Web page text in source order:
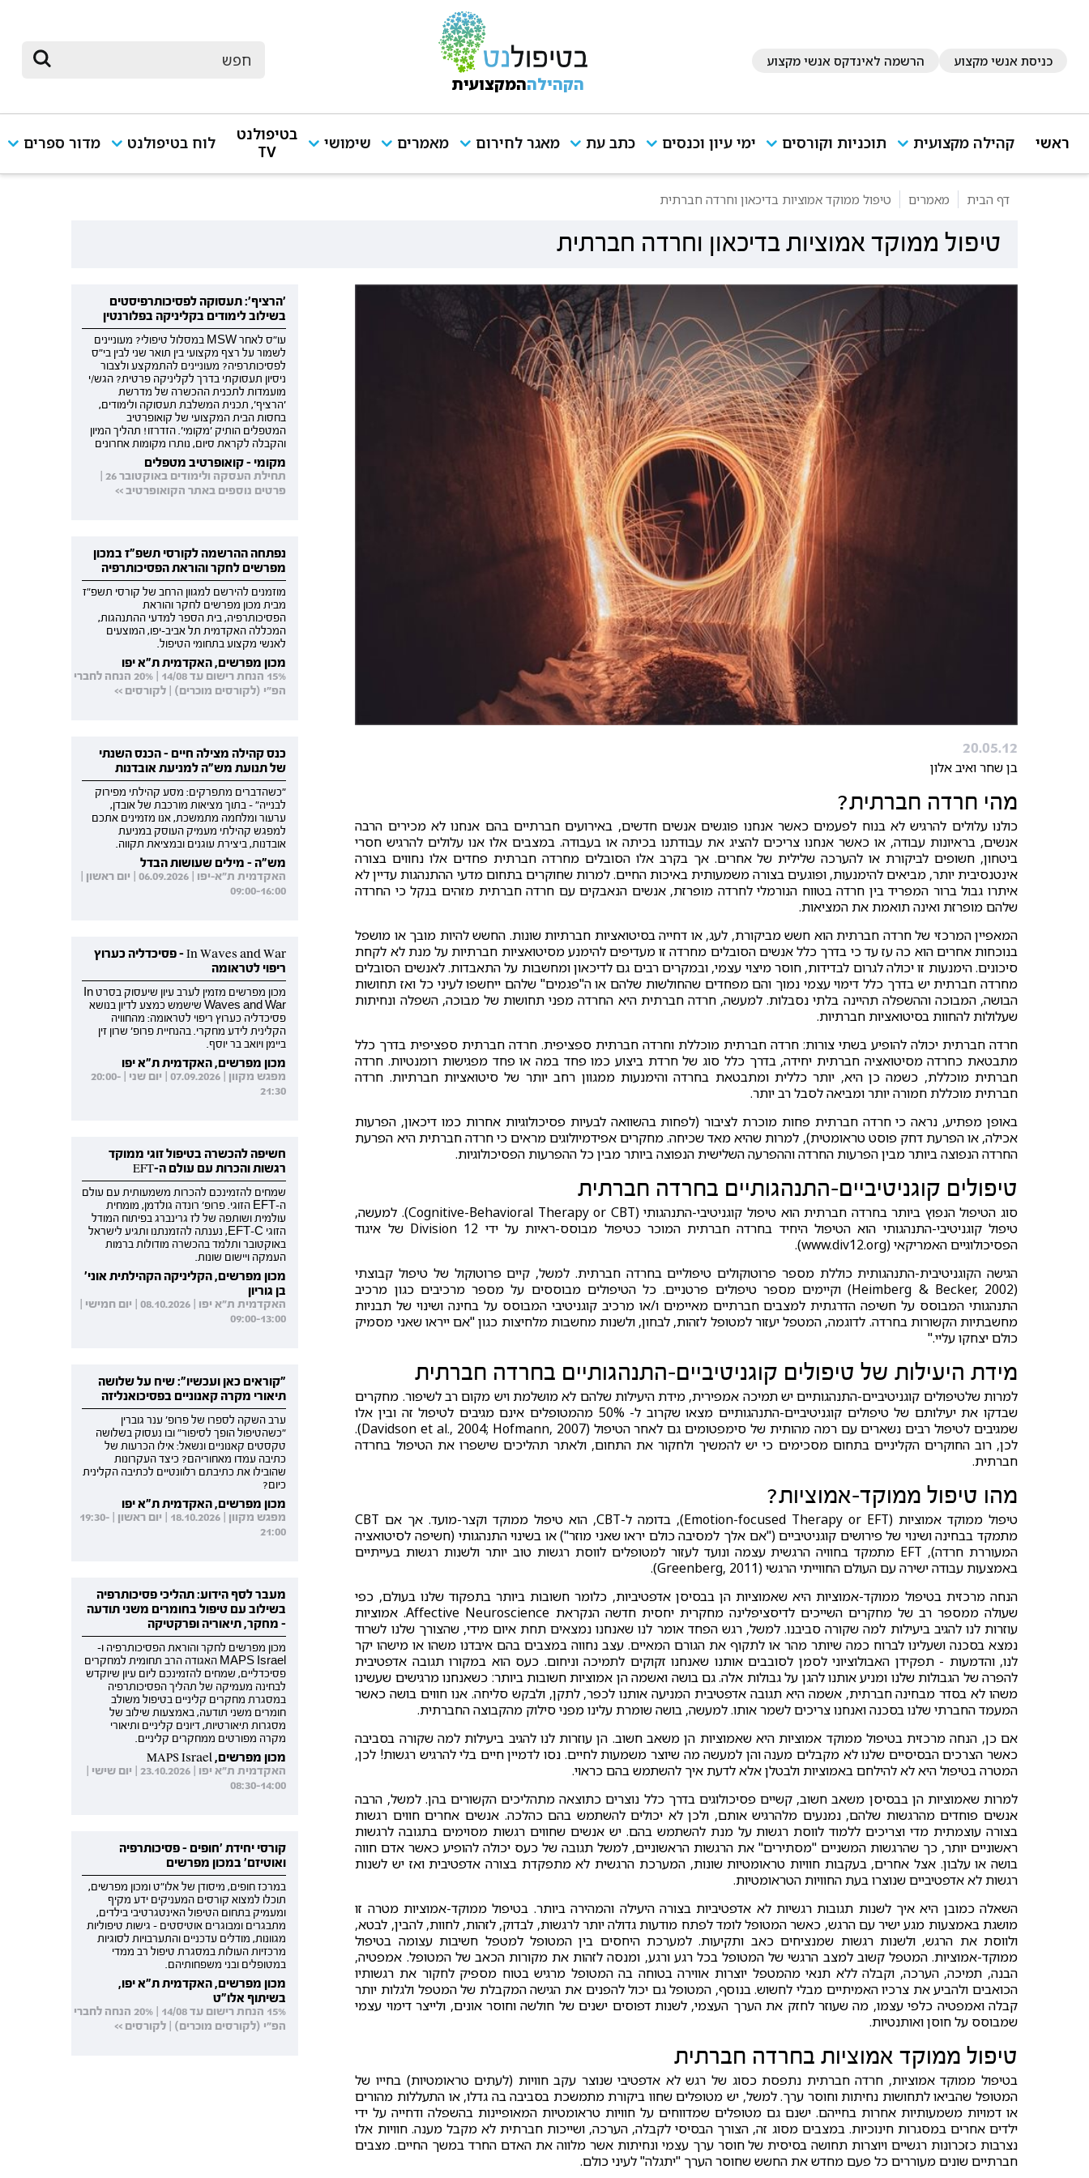
כניסת אנשי מקצוע הרשמה לאינדקס אנשי מקצוע
הקהילההמקצועית
ראשי קהילה מקצועית תוכניות וקורסים ימי עיון וכנסים כתב עת מאגר לחירום מאמרים שימושי
בטיפולנט
TV
לוח בטיפולנט מדור ספרים
דף הבית מאמרים טיפול ממוקד אמוציות בדיכאון וחרדה חברתית
טיפול ממוקד אמוציות בדיכאון וחרדה חברתית
20.05.12
בן שחר ואיב אלון
מהי חרדה חברתית?
כולנו עלולים להרגיש לא בנוח לפעמים כאשר אנחנו פוגשים אנשים חדשים, באירועים חברתיים בהם אנחנו לא מכירים הרבה
אנשים, בראיונות עבודה, או כאשר אנחנו צריכים להציג את עבודתנו בכיתה או בעבודה. במצבים אלו אנו עלולים להרגיש חסרי
ביטחון, חשופים לביקורת או להערכה שלילית של אחרים. אך בקרב אלו הסובלים מחרדה חברתית פחדים אלו נחווים בצורה
אינטנסיבית יותר, מביאים להימנעות, ופוגעים בצורה משמעותית באיכות החיים. למרות שחוקרים בתחום מדעי ההתנהגות עדיין לא
איתרו גבול ברור המפריד בין חרדה בטווח הנורמלי לחרדה מופרזת, אנשים הנאבקים עם חרדה חברתית מזהים בנקל כי החרדה
שלהם מופרזת ואינה תואמת את המציאות.
המאפיין המרכזי של חרדה חברתית הוא חשש מביקורת, לעג, או דחייה בסיטואציות חברתיות שונות. החשש להיות מובך או מושפל
בנוכחות אחרים הוא כה עז עד כי בדרך כלל אנשים הסובלים מחרדה זו מעדיפים להימנע מסיטואציות חברתיות על מנת לא לקחת
סיכונים. הימנעות זו יכולה לגרום לבדידות, חוסר מיצוי עצמי, ובמקרים רבים גם לדיכאון ומחשבות על התאבדות. לאנשים הסובלים
מחרדה חברתית יש בדרך כלל דימוי עצמי נמוך והם מפחדים שהחולשות שלהם או ה"פגמים" שלהם ייחשפו לעיני כל ואז תחושות
הבושה, המבוכה וההשפלה תהיינה בלתי נסבלות. למעשה, חרדה חברתית היא החרדה מפני תחושות של מבוכה, השפלה ונחיתות
שעלולות להחוות בסיטואציות חברתיות.
חרדה חברתית יכולה להופיע בשתי צורות: חרדה חברתית מוכללת וחרדה חברתית ספציפית. חרדה חברתית ספציפית בדרך כלל
מתבטאת כחרדה מסיטואציה חברתית יחידה, בדרך כלל סוג של חרדת ביצוע כמו פחד במה או פחד מפגישות רומנטיות. חרדה
חברתית מוכללת, כשמה כן היא, יותר כללית ומתבטאת בחרדה והימנעות ממגוון רחב יותר של סיטואציות חברתיות. חרדה
חברתית מוכללת חמורה יותר ומביאה לסבל רב יותר.
באופן מפתיע, נראה כי חרדה חברתית פחות מוכרת לציבור (לפחות בהשוואה לבעיות פסיכולוגיות אחרות כמו דיכאון, הפרעות
אכילה, או הפרעת דחק פוסט טראומטית), למרות שהיא מאד שכיחה. מחקרים אפידמיולוגים מראים כי חרדה חברתית היא הפרעת
החרדה הנפוצה ביותר מבין הפרעות החרדה וההפרעה השלישית הנפוצה ביותר מבין כל ההפרעות הפסיכולוגיות.
טיפולים קוגניטיביים-התנהגותיים בחרדה חברתית
סוג הטיפול הנפוץ ביותר בחרדה חברתית הוא טיפול קוגניטיבי-התנהגותי (Cognitive-Behavioral Therapy or CBT). למעשה,
טיפול קוגניטיבי-התנהגותי הוא הטיפול היחיד בחרדה חברתית המוכר כטיפול מבוסס-ראיות על ידי Division 12 של איגוד
הפסיכולוגיים האמריקאי (www.div12.org).
הגישה הקוגניטיבית-התנהגותית כוללת מספר פרוטוקולים טיפוליים בחרדה חברתית. למשל, קיים פרוטוקול של טיפול קבוצתי
(Heimberg & Becker, 2002) וקיימים מספר טיפולים פרטניים. כל הטיפולים מבוססים על מספר מרכיבים כגון מרכיב
התנהגותי המבוסס על חשיפה הדרגתית למצבים חברתיים מאיימים ו/או מרכיב קוגניטיבי המבוסס על בחינה ושינוי של תבניות
מחשבתיות הקשורות בחרדה. לדוגמה, המטפל יעזור למטופל לזהות, לבחון, ולשנות מחשבות מלחיצות כגון "אם ייראו שאני מסמיק
כולם יצחקו עליי."
מידת היעילות של טיפולים קוגניטיביים-התנהגותיים בחרדה חברתית
למרות שלטיפולים קוגניטיביים-התנהגותיים יש תמיכה אמפירית, מידת היעילות שלהם לא מושלמת ויש מקום רב לשיפור. מחקרים
שבדקו את יעילותם של טיפולים קוגניטיביים-התנהגותיים מצאו שקרוב ל- 50% מהמטופלים אינם מגיבים לטיפול זה ובין אלו
שמגיבים לטיפול רבים נשארים עם רמה מהותית של סימפטומים גם לאחר הטיפול (Davidson et al., 2004; Hofmann, 2007).
לכן, רוב החוקרים הקליניים בתחום מסכימים כי יש להמשיך ולחקור את התחום, ולאתר תהליכים שישפרו את הטיפול בחרדה
חברתית.
מהו טיפול ממוקד-אמוציות?
טיפול ממוקד אמוציות (Emotion-focused Therapy or EFT), בדומה ל-CBT, הוא טיפול ממוקד וקצר-מועד. אך אם CBT
מתמקד בבחינה ושינוי של פירושים קוגניטיביים ("אם אלך למסיבה כולם יראו שאני מוזר") או בשינוי התנהגותי (חשיפה לסיטואציה
המעוררת חרדה), EFT מתמקד בחוויה הרגשית עצמה ונועד לעזור למטופלים לווסת רגשות טוב יותר ולשנות רגשות בעייתיים
באמצעות עבודה ישירה עם העולם החווייתי הרגשי (Greenberg, 2011).
הנחה מרכזית בטיפול ממוקד-אמוציות היא שאמוציות הן בבסיסן אדפטיביות, כלומר חשובות ביותר בתפקוד שלנו בעולם, כפי
שעולה ממספר רב של מחקרים השייכים לדיסציפלינה מחקרית יחסית חדשה הנקראת Affective Neuroscience. אמוציות
עוזרות לנו להגיב ביעילות למה שקורה סביבנו. למשל, רגש הפחד אומר לנו שאנחנו נמצאים תחת איום מידי, שהצורך שלנו לשרוד
נמצא בסכנה ושעלינו לברוח כמה שיותר מהר או לתקוף את הגורם המאיים. עצב נחווה במצבים בהם איבדנו משהו או מישהו יקר
לנו, והדמעות - תפקידן האבולוציוני לסמן לסובבים אותנו שאנחנו זקוקים לתמיכה וניחום. כעס הוא במקורו תגובה אדפטיבית
להפרה של הגבולות שלנו ומניע אותנו להגן על גבולות אלה. גם בושה ואשמה הן אמוציות חשובות ביותר: כשאנחנו מרגישים שעשינו
משהו לא בסדר מבחינה חברתית, אשמה היא תגובה אדפטיבית המניעה אותנו לכפר, לתקן, ולבקש סליחה. אנו חווים בושה כאשר
המעמד החברתי שלנו בסכנה ואנחנו צריכים לשמר אותו. למעשה, בושה שומרת עלינו מפני סילוק מהקבוצה החברתית.
אם כן, הנחה מרכזית בטיפול ממוקד אמוציות היא שאמוציות הן משאב חשוב. הן עוזרות לנו להגיב ביעילות למה שקורה בסביבה
כאשר הצרכים הבסיסיים שלנו לא מקבלים מענה והן למעשה מה שיוצר משמעות לחיים. נסו לדמיין חיים בלי להרגיש רגשות! לכן,
המטרה בטיפול היא לא להילחם באמוציות ולבטלן אלא לדעת איך להשתמש בהם כראוי.
למרות שאמוציות הן בבסיסן משאב חשוב, קשיים פסיכולוגים בדרך כלל נוצרים כתוצאה מתהליכים הקשורים בהן. למשל, הרבה
אנשים פוחדים מהרגשות שלהם, נמנעים מלהרגיש אותם, ולכן לא יכולים להשתמש בהם כהלכה. אנשים אחרים חווים רגשות
בצורה עוצמתית מדי וצריכים ללמוד לווסת רגשות על מנת להשתמש בהם. יש אנשים שחווים רגשות מסוימים בתגובה לרגשות
ראשוניים יותר, כך שהרגשות המשניים "מסתירים" את הרגשות הראשוניים, למשל תגובה של כעס יכולה להופיע כאשר אדם חווה
בושה או עלבון. אצל אחרים, בעקבות חוויות טראומטיות שונות, המערכת הרגשית לא מתפקדת בצורה אדפטיבית ואז יש לשנות
רגשות לא אדפטיביים שנוצרו בעת החוויות הטראומטיות.
השאלה כמובן היא איך לשנות תגובות רגשיות לא אדפטיביות בצורה היעילה והמהירה ביותר. בטיפול ממוקד-אמוציות מטרה זו
מושגת באמצעות מגע ישיר עם הרגש, כאשר המטופל לומד לפתח מודעות גדולה יותר לרגשות, לבדוק, לזהות, לחוות, להבין, לבטא,
ולווסת את הרגש, ולשנות רגשות שמנציחים כאב ותקיעות. למערכת היחסים בין המטופל למטפל חשיבות עצומה בטיפול
ממוקד-אמוציות. המטפל קשוב למצב הרגשי של המטופל בכל רגע ורגע, ומנסה לזהות את מקורות הכאב של המטופל. אמפטיה,
הבנה, תמיכה, הערכה, וקבלה ללא תנאי מהמטפל יוצרות אווירה בטוחה בה המטופל מרגיש בטוח מספיק לחקור את רגשותיו
הכואבים ולהביע את צרכיו האמיתיים מבלי לחשוש. בנוסף, המטופל גם יכול להפנים את הגישה המקבלת של המטפל ולגלות יותר
קבלה ואמפטיה כלפי עצמו, מה שעוזר לחזק את הערך העצמי, לשנות דפוסים ישנים של חולשה וחוסר אונים, ולייצר דימוי עצמי
שמבוסס על חוסן ואותנטיות.
טיפול ממוקד אמוציות בחרדה חברתית
בטיפול ממוקד אמוציות, חרדה חברתית נתפסת כסוג של רגש לא אדפטיבי שנוצר עקב חוויות (לעתים טראומטיות) בחייו של
המטופל שהביאו לתחושות נחיתות וחוסר ערך. למשל, יש מטופלים שחוו ביקורת מתמשכת בסביבה בה גדלו, או התעללות מהורים
או דמויות משמעותיות אחרות בחייהם. ישנם גם מטופלים שמדווחים על חוויות טראומטיות המאופיינות בהשפלה ודחייה על ידי
ילדים אחרים במסגרות חינוכיות. במצבים מסוג זה, הצורך הבסיסי לקבלה, הערכה, ושייכות חברתית לא מקבל מענה. חוויות אלו
נצרבות כזכרונות רגשיים ויוצרות תחושה בסיסית של חוסר ערך עצמי ונחיתות אשר מלווה את האדם החרד במשך החיים. מצבים
חברתיים שונים מעוררים כל פעם מחדש את החשש שחוסר הערך "יתגלה" לעיני כולם.
'הרציף': תעסוקה לפסיכותרפיסטים
בשילוב לימודים בקליניקה בפלורנטין
עו"ס לאחר MSW במסלול טיפולי? מעוניינים
לשמור על רצף מקצועי בין תואר שני לבין בי"ס
לפסיכותרפיה? מעוניינים להתמקצע ולצבור
ניסיון תעסוקתי בדרך לקליניקה פרטית? הגש/י
מועמדות לתכנית ההכשרה של מדרשת
'הרציף', תכנית המשלבת תעסוקה ולימודים,
בחסות הבית המקצועי של קואופרטיב
המטפלים הותיק 'מקומי'. הזדרזו! תהליך המיון
והקבלה לקראת סיום, נותרו מקומות אחרונים
מקומי - קואופרטיב מטפלים
תחילת העסקה ולימודים באוקטובר 26 |
פרטים נוספים באתר הקואופרטיב >>
נפתחה ההרשמה לקורסי תשפ"ז במכון
מפרשים לחקר והוראת הפסיכותרפיה
מוזמנים להירשם למגוון הרחב של קורסי תשפ"ז
מבית מכון מפרשים לחקר והוראת
הפסיכותרפיה, בית הספר למדעי ההתנהגות,
המכללה האקדמית תל אביב-יפו, המוצעים
לאנשי מקצוע בתחומי הטיפול.
מכון מפרשים, האקדמית ת"א יפו
15% הנחת רישום עד 14/08 | 20% הנחה לחברי
הפ"י (לקורסים מוכרים) | לקורסים >>
כנס קהילה מצילה חיים - הכנס השנתי
של תנועת מש"ה למניעת אובדנות
"כשהדברים מתפרקים: מסע קהילתי מפירוק
לבנייה" - בתוך מציאות מורכבת של אובדן,
ערעור ומלחמה מתמשכת, אנו מזמינים אתכם
למפגש קהילתי מעמיק העוסק במניעת
אובדנות, ביצירת עוגנים ובמציאת תקווה.
מש"ה - מילים שעושות הבדל
האקדמית ת"א-יפו | 06.09.2026 | יום ראשון |
09:00-16:00
In Waves and War - פסיכדליה כערוץ
ריפוי לטראומה
מכון מפרשים מזמין לערב עיון שיעסוק בסרט In
Waves and War שישמש כמצע לדיון בנושא
פסיכדליה כערוץ ריפוי לטראומה: מהחוויה
הקלינית לידע מחקרי. בהנחיית פרופ' שרון זין
ביימן ויואב בר יוסף.
מכון מפרשים, האקדמית ת"א יפו
מפגש מקוון | 07.09.2026 | יום שני | 20:00-
21:30
חשיפה להכשרה בטיפול זוגי ממוקד
רגשות והכרות עם עולם ה-EFT
שמחים להזמינכם להכרות משמעותית עם עולם
ה-EFT הזוגי. פרופ' רונדה גולדמן, מומחית
עולמית ושותפה של לז גרינברג בפיתוח המודל
הזוגי EFT-C, נענתה להזמנתנו ותגיע לישראל
באוקטובר ותלמד בהכשרה מודולות ברמות
העמקה ויישום שונות.
מכון מפרשים, הקליניקה הקהילתית אוני'
בן גוריון
האקדמית ת"א יפו | 08.10.2026 | יום חמישי |
09:00-13:00
"קוראים כאן ועכשיו": שיח על שלושה
תיאורי מקרה קאנוניים בפסיכואנליזה
ערב השקה לספרו של פרופ' ענר גוברין
"כשהטיפול הופך לסיפור" ובו נעסוק בשלושה
טקסטים קאנוניים ונשאל: אילו הכרעות של
כתיבה עמדו מאחוריהם? כיצד העקרונות
שהובילו את כתיבתם רלוונטיים לכתיבה הקלינית
כיום?
מכון מפרשים, האקדמית ת"א יפו
מפגש מקוון | 18.10.2026 | יום ראשון | 19:30-
21:00
מעבר לסף הידוע: תהליכי פסיכותרפיה
בשילוב עם טיפול בחומרים משני תודעה
- מחקר, תיאוריה ופרקטיקה
מכון מפרשים לחקר והוראת הפסיכותרפיה ו-
MAPS Israel האגודה הרב תחומית למחקרים
פסיכדליים, שמחים להזמינכם ליום עיון שיוקדש
לבחינה מעמיקה של תהליך הפסיכותרפיה
במסגרת מחקרים קליניים בטיפול משולב
חומרים משני תודעה, באמצעות שילוב של
מסגרות תיאורטיות, דיונים קליניים ותיאורי
מקרה מפורטים ממחקרים קליניים.
מכון מפרשים, MAPS Israel
האקדמית ת"א יפו | 23.10.2026 | יום שישי |
08:30-14:00
קורסי יחידת 'חופים - פסיכותרפיה
ואוטיזם' במכון מפרשים
במרכז חופים, מיסודן של אלו"ט ומכון מפרשים,
תוכלו למצוא קורסים המעניקים ידע מקיף
ומעמיק בתחום הטיפול האינטגרטיבי בילדים,
מתבגרים ומבוגרים אוטיסטים - גישות טיפוליות
מגוונות, מודלים עדכניים והתערבויות לסוגיות
מרכזיות העולות במסגרת טיפול רב ממדי
במטופלים ובני משפחותיהם.
מכון מפרשים, האקדמית ת"א יפו,
בשיתוף אלו"ט
15% הנחת רישום עד 14/08 | 20% הנחה לחברי
הפ"י (לקורסים מוכרים) | לקורסים >>